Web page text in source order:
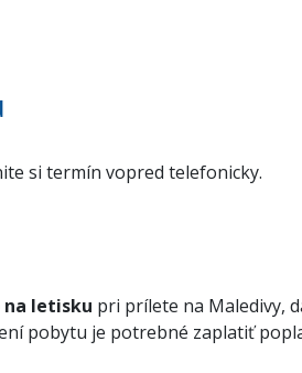
si termín vopred telefonicky.
letisku pri prílete na Maledivy,
pobytu je potrebné zaplatiť